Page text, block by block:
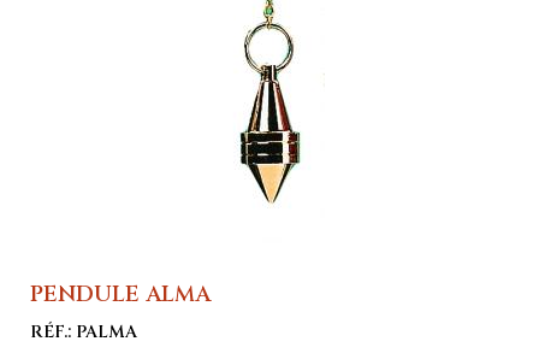
PENDULE ALMA
RÉF.: PALMA